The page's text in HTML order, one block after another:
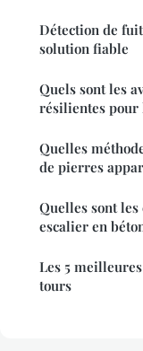
Détection de
solution fiable
Quels sont les
résilientes pour
Quelles
de pierres
Quelles sont
escalier en
Les 5
tours